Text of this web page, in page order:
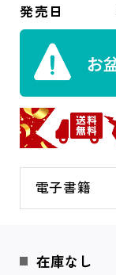
発売日
電子書籍
在庫なし